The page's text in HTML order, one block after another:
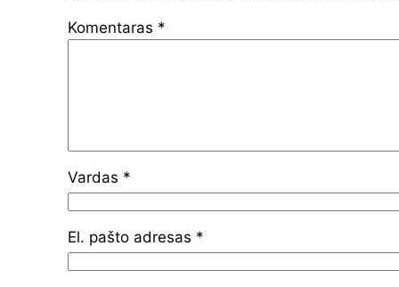
Komentaras *
Vardas *
El. pašto adresas *